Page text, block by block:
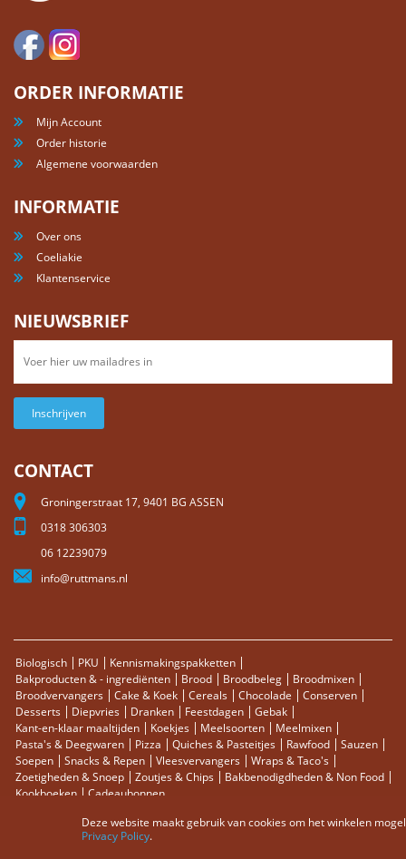
ORDER INFORMATIE
Mijn Account
Order historie
Algemene voorwaarden
INFORMATIE
Over ons
Coeliakie
Klantenservice
NIEUWSBRIEF
Inschrijven
CONTACT
Groningerstraat 17, 9401 BG ASSEN
0318 306303
06 12239079
info@ruttmans.nl
Biologisch PKU
Kennismakingspakketten
Bakproducten & - ingrediënten
Brood Broodbeleg
Broodmixen
Broodvervangers
Cake & Koek Cereals Chocolade
Conserven
Desserts
Diepvries Dranken Feestdagen
Gebak
Kant-en-klaar maaltijden
Koekjes Meelsoorten
Meelmixen
Pasta's & Deegwaren
Pizza Quiches & Pasteitjes Rawfood
Sauzen
Soepen
Snacks & Repen Vleesvervangers
Wraps & Taco's
Zoetigheden & Snoep
Zoutjes & Chips
Bakbenodigdheden & Non Food
Kookboeken
Cadeaubonnen
Zoektermen Zoeken
Deze website maakt gebruik van cookies om het winkelen
Privacy Policy.